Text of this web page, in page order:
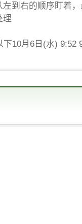
到右的顺序盯着，
理
10月6日(水) 9:52